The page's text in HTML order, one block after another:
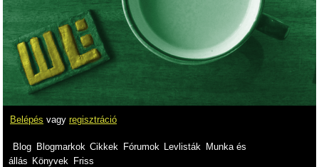
Belépés vagy regisztráció
Blog Blogmarkok Cikkek Fórumok Levlisták
Munka és
állás Könyvek Friss